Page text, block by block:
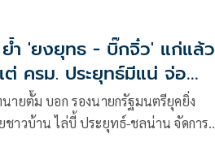
ำ 'ยงยุทธ - บิ๊กจิ๋ว' แก่แล้ว
ายตั้ม บอก รองนายกรัฐมนตรียุคยิ่ง
าวบ้าน ไล่บี้ ประยุทธ์-ชลน่าน จัดการ